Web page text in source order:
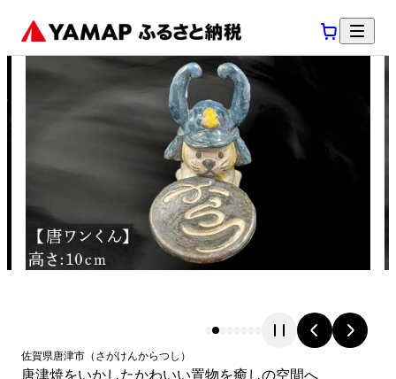
佐賀県唐津市 （ さがけんからつし ）
唐津焼をいかしたかわいい置物を癒しの空間へ